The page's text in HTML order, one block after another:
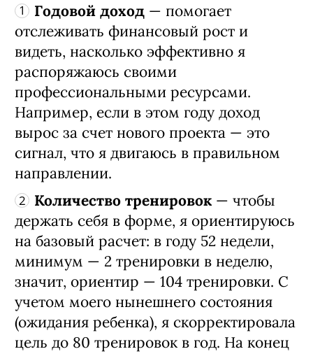
Годовой доход — помогает
отслеживать финансовый рост и
видеть, насколько эффективно я
распоряжаюсь своими
профессиональными ресурсами.
Например, если в этом году доход
вырос за счет нового проекта — это
сигнал, что я двигаюсь в правильном
направлении.
Количество тренировок— чтобы
держать себя в форме, я ориентируюсь
на базовый расчет: в году 52 недели,
минимум — 2 тренировки в неделю,
значит, ориентир — 104 тренировки. С
учетом моего нынешнего состояния
(ожидания ребенка), я скорректировала
цель до 80 тренировок в год. На конец